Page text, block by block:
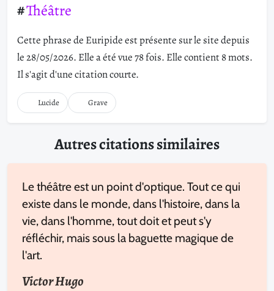
Théâtre
Cette phrase de Euripide est présente sur le site depuis
le 28/05/2026. Elle a été vue 78 fois. Elle contient 8 mots.
Il s'agit d'une citation courte.
Lucide Grave
Autres citations similaires
Le théâtre est un point d'optique. Tout ce qui
existe dans le monde, dans l'histoire, dans la
vie, dans l'homme, tout doit et peut s'y
réfléchir, mais sous la baguette magique de
l'art.
Victor Hugo